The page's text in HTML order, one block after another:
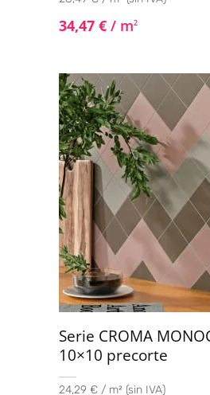
34,47 € / m2
Serie CROMA
10×10 precorte
24,29 € / m² (sin IVA)